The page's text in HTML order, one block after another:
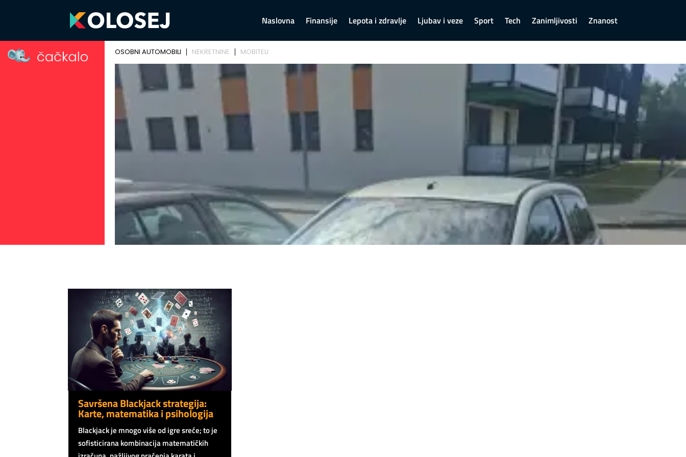
Naslovna Finansije Lepota i zdravlje Ljubav i veze Sport Tech Zanimljivosti Znanost
Savršena Blackjack strategija:
Karte, matematika i psihologija
Blackjack je mnogo više od igre sreće; to je
sofisticirana kombinacija matematičkih